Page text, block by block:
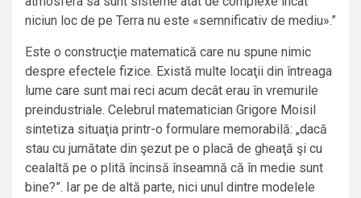
niciun loc de pe Terra nu este «semnificativ de mediu».”
Este o construcţie matematică care nu spune nimic
despre efectele fizice. Există multe locaţii din întreaga
lume care sunt mai reci acum decât erau în vremurile
preindustriale. Celebrul matematician Grigore Moisil
sintetiza situaţia printr-o formulare memorabilă: „dacă
stau cu jumătate din şezut pe o placă de gheaţă şi cu
cealaltă pe o plită încinsă înseamnă că în medie sunt
bine?”. Iar pe de altă parte, nici unul dintre modelele